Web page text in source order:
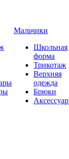
Мальчики
Школьная
форма
Трикотаж
Верхняя
одежда
Брюки